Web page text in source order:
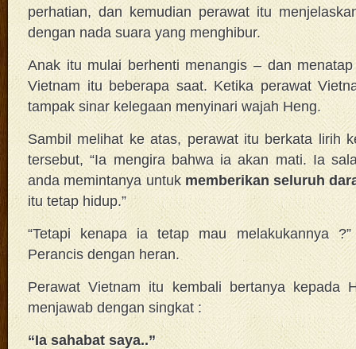
perhatian, dan kemudian perawat itu
dengan nada suara yang menghibur.
Anak itu mulai berhenti menangis – dan
Vietnam itu beberapa saat. Ketika perawat
tampak sinar kelegaan menyinari wajah Heng.
Sambil melihat ke atas, perawat itu berkata lirih
tersebut, “Ia mengira bahwa ia akan mati. Ia
anda memintanya untukmemberikan seluruh
itu tetap hidup.”
“Tetapi kenapa ia tetap mau melakukannya
Perancis dengan heran.
Perawat Vietnam itu kembali bertanya kepada
menjawab dengan singkat :
“Ia sahabat saya..”